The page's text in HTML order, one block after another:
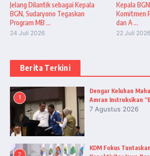
Jelang Dilantik sebagai Kepala
BGN, Sudaryono Tegaskan
Program MB ...
24 Juli 2026
Kepala
Komitmen
dan A ...
22 Juli 2026
Berita Terkini
1
Dengar Keluhan
Amran Instruksikan
7 Agustus 2026
2
KDM Fokus